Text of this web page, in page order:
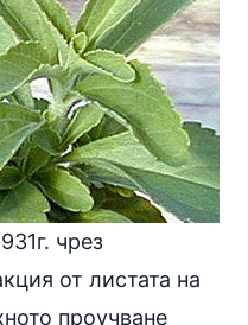
чрез
от листата на
проучване